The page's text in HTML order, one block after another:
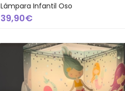
Lámpara Infantil Oso
39,90€